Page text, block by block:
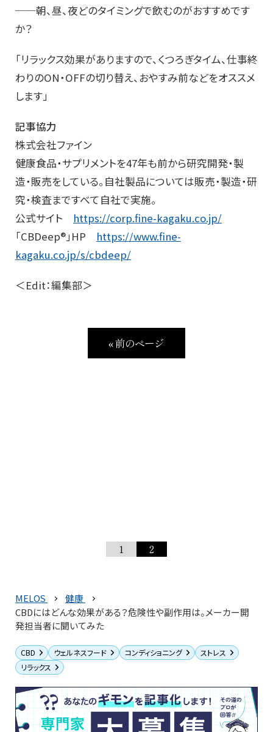
──朝、昼、夜どのタイミングで飲むのがおすすめです
か？
「リラックス効果がありますので、くつろぎタイム、仕事終
わりのON・OFFの切り替え、おやすみ前などをオススメ
します」
記事協力
株式会社ファイン
健康食品・サプリメントを47年も前から研究開発・製
造・販売をしている。自社製品については販売・製造・研
究・検査まですべて自社で実施。
公式サイト https://corp.fine-kagaku.co.jp/
「CBDeep®」HP https://www.fine-
kagaku.co.jp/s/cbdeep/
＜Edit：編集部＞
« 前のページ
1 2
MELOS
健康
CBDにはどんな効果がある？危険性や副作用は。メーカー開
発担当者に聞いてみた
CBD ウェルネスフード コンディショニング
ストレス
リラックス